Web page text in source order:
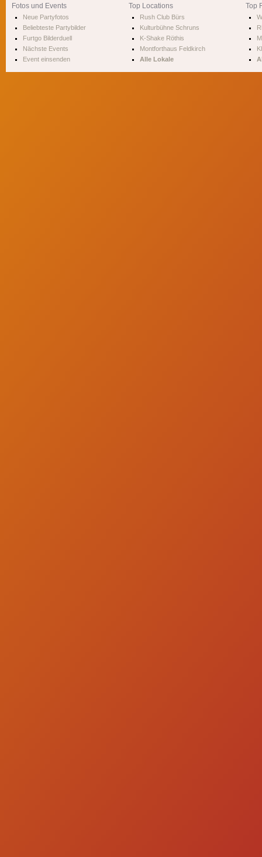
Fotos und Events
Neue Partyfotos
Beliebteste Partybilder
Furtgo Bilderduell
Nächste Events
Event einsenden
Top Locations
Rush Club Bürs
Kulturbühne Schruns
K-Shake Röthis
Montforthaus Feldkirch
Alle Lokale
Top